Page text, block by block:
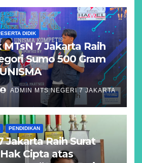
DIDIK
7 Jakarta Raih
Sumo 500 Gram
ADMIN MTS NEGERI 7 JAKARTA
PENDIDIKAN
Jakarta Raih Surat
Cipta atas